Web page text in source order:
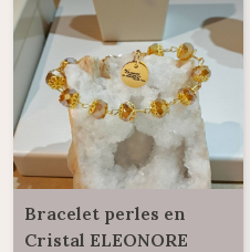
Bracelet perles en
Cristal ELEONORE